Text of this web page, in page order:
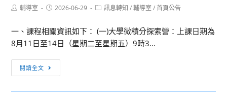
VR
擬
真
互
動
大
理
學
教
Post輔導室
Post2026-06-29
Post訊息轉知 / 輔導室 / 首頁公告
一、課程相關資訊如下： (一)大學微積分探索營：上課日期為
8月11日至14日（星期二至星期五）9時3...
閱讀全文
息
轉